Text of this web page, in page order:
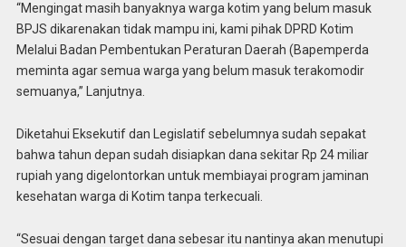
“Mengingat masih banyaknya warga kotim yang belum masuk
BPJS dikarenakan tidak mampu ini, kami pihak DPRD Kotim
Melalui Badan Pembentukan Peraturan Daerah (Bapemperda
meminta agar semua warga yang belum masuk terakomodir
semuanya,” Lanjutnya.
Diketahui Eksekutif dan Legislatif sebelumnya sudah sepakat
bahwa tahun depan sudah disiapkan dana sekitar Rp 24 miliar
rupiah yang digelontorkan untuk membiayai program jaminan
kesehatan warga di Kotim tanpa terkecuali.
“Sesuai dengan target dana sebesar itu nantinya akan menutupi